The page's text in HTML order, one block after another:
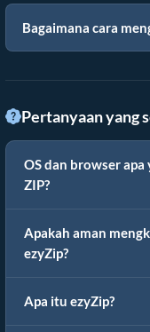
Bagaimana cara
Pertanyaan yang
OS dan browser
ZIP?
Apakah aman
ezyZip?
Apa itu ezyZip?